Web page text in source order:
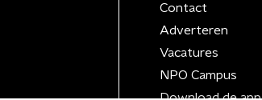
Contact
Adverteren
Vacatures
NPO Campus
Download de app